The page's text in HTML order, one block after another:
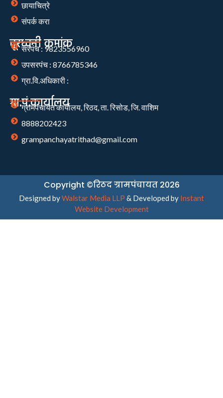
छायाचित्रे
संपर्क करा
दूरध्वनी क्रमांक
सरपंच : 9823556960
उपसरपंच : 8766785346
ग्रा.वि.अधिकारी :
ग्रा.पं.कार्यालय
ग्रामपंचायत कार्यालय, रिठद, ता. रिसोड, जि. वाशिम
8888202423
grampanchayatrithad@gmail.com
Copyright ©रिठद ग्रामपंचायत 2026
Designed byWalstar Media LLP & Developed by Instant
Website Development